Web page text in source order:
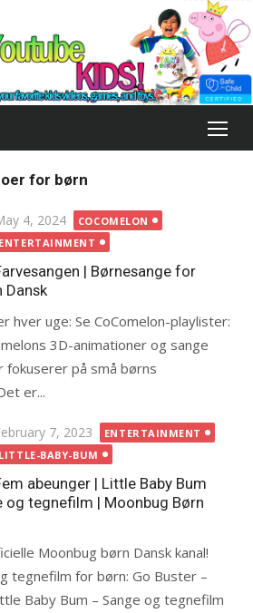
for børn
on
4, 2024
COCOMELON
ENTERTAINMENT
| Børnesange for
Dansk
hver uge: Se CoComelon-playlister:
3D-animationer og sange
fokuserer på små børns
er...
on
7, 2023
ENTERTAINMENT
LITTLE-BABY-BUM
abeunger | Little Baby Bum
og tegnefilm | Moonbug Børn
Moonbug børn Dansk kanal!
tegnefilm for børn: Go Buster –
Baby Bum – Sange og tegnefilm